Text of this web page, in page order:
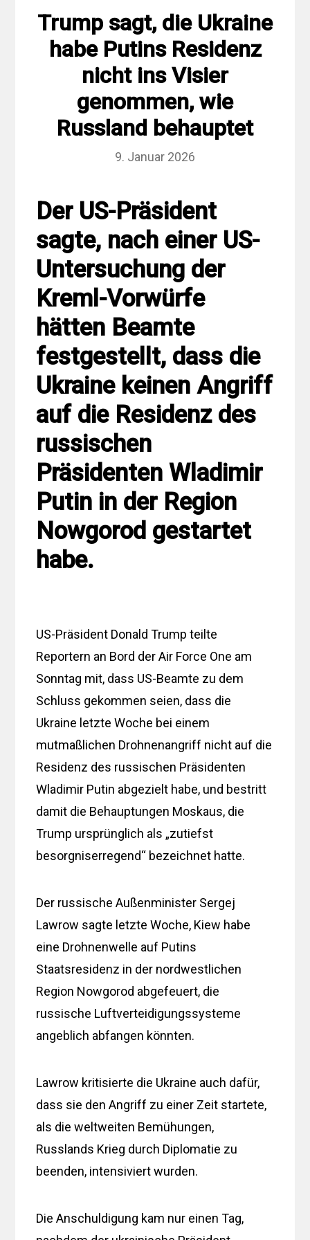
Trump sagt, die Ukraine
habe Putins Residenz
nicht ins Visier
genommen, wie
Russland behauptet
9. Januar 2026
Der US-Präsident
sagte, nach einer US-
Untersuchung der
Kreml-Vorwürfe
hätten Beamte
festgestellt, dass die
Ukraine keinen Angriff
auf die Residenz des
russischen
Präsidenten Wladimir
Putin in der Region
Nowgorod gestartet
habe.
US-Präsident Donald Trump teilte
Reportern an Bord der Air Force One am
Sonntag mit, dass US-Beamte zu dem
Schluss gekommen seien, dass die
Ukraine letzte Woche bei einem
mutmaßlichen Drohnenangriff nicht auf die
Residenz des russischen Präsidenten
Wladimir Putin abgezielt habe, und bestritt
damit die Behauptungen Moskaus, die
Trump ursprünglich als „zutiefst
besorgniserregend“ bezeichnet hatte.
Der russische Außenminister Sergej
Lawrow sagte letzte Woche, Kiew habe
eine Drohnenwelle auf Putins
Staatsresidenz in der nordwestlichen
Region Nowgorod abgefeuert, die
russische Luftverteidigungssysteme
angeblich abfangen könnten.
Lawrow kritisierte die Ukraine auch dafür,
dass sie den Angriff zu einer Zeit startete,
als die weltweiten Bemühungen,
Russlands Krieg durch Diplomatie zu
beenden, intensiviert wurden.
Die Anschuldigung kam nur einen Tag,